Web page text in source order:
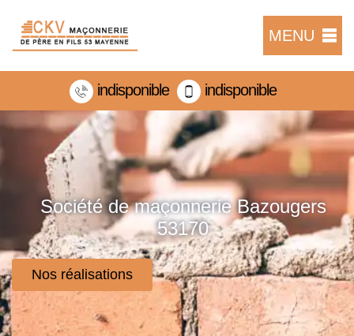
MENU
indisponible indisponible
Société de maçonnerie Bazougers
53170
Nos réalisations